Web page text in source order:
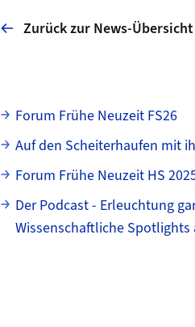
Zurück zur News-Übersicht
Unterseiten
Forum Frühe Neuzeit FS26
Auf den Scheiterhaufen mit
Forum Frühe Neuzeit HS
Der Podcast - Erleuchtung
Wissenschaftliche